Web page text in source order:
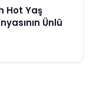
Hot Yaş
Ünlü